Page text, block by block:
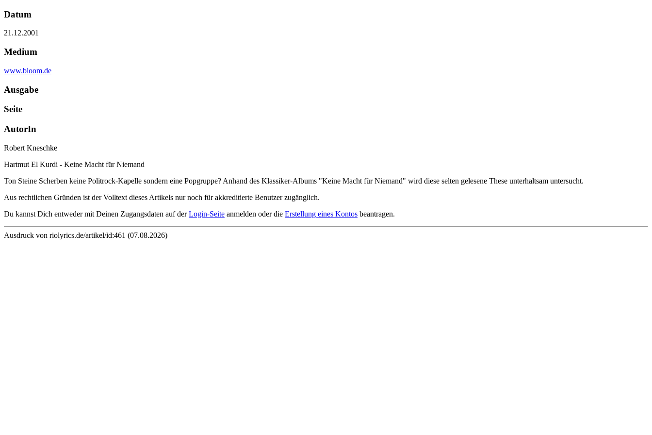
Datum
21.12.2001
Medium
www.bloom.de
Ausgabe
Seite
AutorIn
Robert Kneschke
Hartmut El Kurdi - Keine Macht für Niemand
Ton Steine Scherben keine Politrock-Kapelle sondern eine Popgruppe? Anhand des Klassiker-Albums "Keine Macht für Niemand" wird diese selten gelesene These unterhaltsam untersucht.
Aus rechtlichen Gründen ist der Volltext dieses Artikels nur noch für akkreditierte Benutzer zugänglich.
Du kannst Dich entweder mit Deinen Zugangsdaten auf derLogin-Seite anmelden oder die Erstellung eines Kontos beantragen.
Ausdruck von riolyrics.de/artikel/id:461 (07.08.2026)